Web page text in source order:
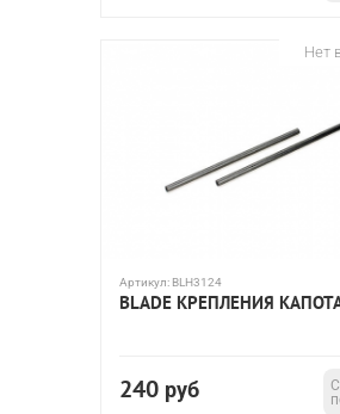
Нет
Артикул: BLH3124
BLADE КРЕПЛЕНИЯ
240 руб